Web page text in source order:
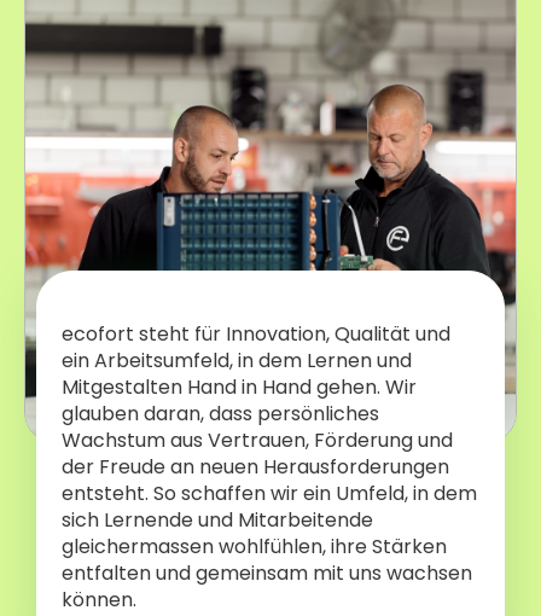
ecofort steht für Innovation, Qualität und
ein Arbeitsumfeld, in dem Lernen und
Mitgestalten Hand in Hand gehen. Wir
glauben daran, dass persönliches
Wachstum aus Vertrauen, Förderung und
der Freude an neuen Herausforderungen
entsteht. So schaffen wir ein Umfeld, in dem
sich Lernende und Mitarbeitende
gleichermassen wohlfühlen, ihre Stärken
entfalten und gemeinsam mit uns wachsen
können.